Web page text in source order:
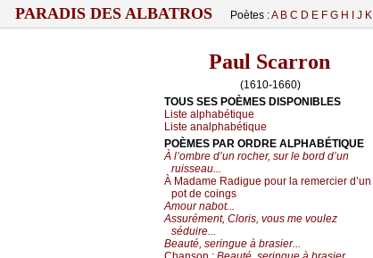
PARADIS DES ALBATROS Poètes :A B C D E F G H J K
Paul Scarron
(1610-1660)
TOUS SES POÈMES DISPONIBLES
Liste alphabétique
Liste analphabétique
POÈMES PAR ORDRE ALPHABÉTIQUE
À l’ombre d’un rocher, sur le bord d’un
ruisseau...
À Madame Radigue pour la remercier d’un
pot de coings
Amour nabot...
Assurément, Cloris, vous me voulez
séduire...
Beauté, seringue à brasier...